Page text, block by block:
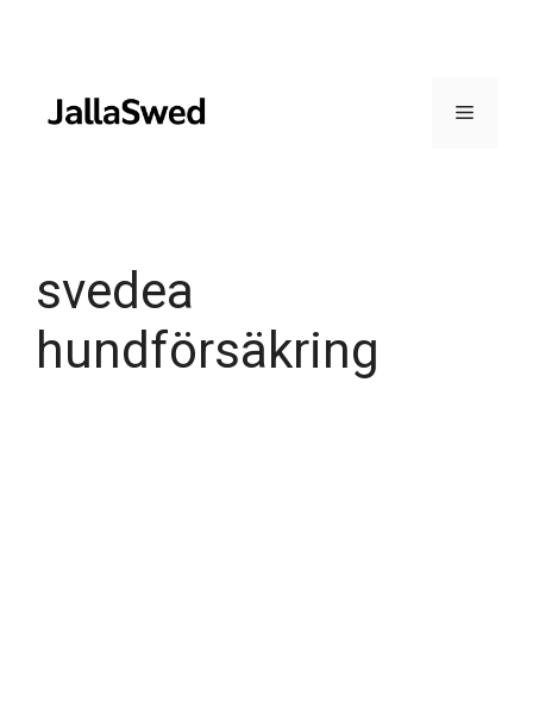
Menu
svedea
hundförsäkring